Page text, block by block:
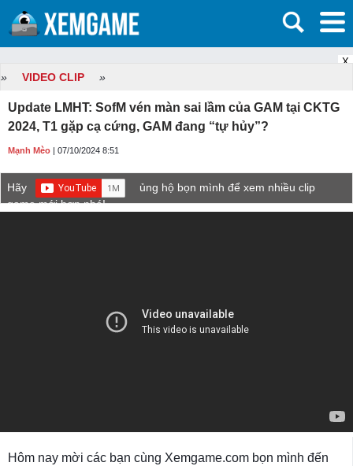
X
» VIDEO CLIP »
Update LMHT: SofM vén màn sai lầm của GAM tại CKTG
2024, T1 gặp cạ cứng, GAM đang “tự hủy”?
Mạnh Mèo | 07/10/2024 8:51
Hãy
ủng hộ bọn mình để xem nhiều clip
game mới hơn nhé!
Hôm nay mời các bạn cùng Xemgame.com bọn mình đến